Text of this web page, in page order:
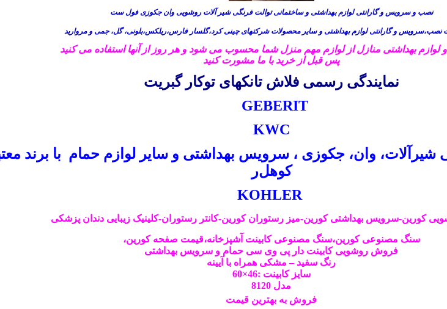
نصب و سرویس و گارانتی لوازم بهداشتی و ساختمانی توالت فرنگی شیر آلات روشویی وان جکوزی فول ست
و گارانتی لوازم بهداشتی و سایر محصولات شرکتهای چینی کرد،گلسار فارس،ریلکس،بلونی، گل، جمی و مروارید
لوازم بهداشتی منازل از لوازم مهم منزل شما محسوب می شود و هر روز از آنها استفاده می کنید
پس قبل از خرید با ما مشورت کنید
نمایندگی رسمی فلاش تانکهای توکار گبریت
GEBERIT
KWC
شیرآلات، وان، جکوزی ، سرویس بهداشتی و سایر لوازم حمام با برند
کوهلر
کورین-سرویس بهداشتی کورین-میز رستوران کورین-کانتر رستوران-کلینیک زیبایی دندان پزشکی
سنگ مصنوعی کورین،سنگ مصنوعیکابینت آشپزخانه،قیمت صفحه کورین،
فروش روشویی کابینت دار پی وی سی حمام و سرویس بهداشتی
رنگ سفید – مشکی همراه با آیینه
سایز کابینت :46×60
مدل 8120
فروش به بهترین قیمت